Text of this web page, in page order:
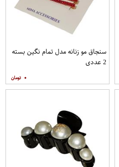
سنجاق مو زنانه مدل تمام نگین بسته
2 عددی
۰